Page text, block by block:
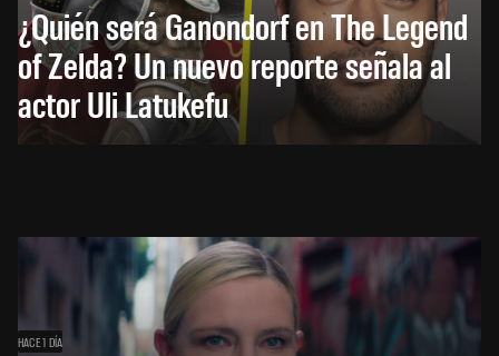
¿Quién será Ganondorf en The Legend
of Zelda? Un nuevo reporte señala al
actor Uli Latukefu
HACE 1 DÍA